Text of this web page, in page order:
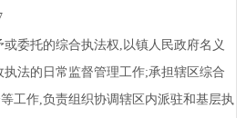
托的综合执法权,以镇人民政府名义
法的日常监督管理工作;承担辖区综合
工作,负责组织协调辖区内派驻和基层执